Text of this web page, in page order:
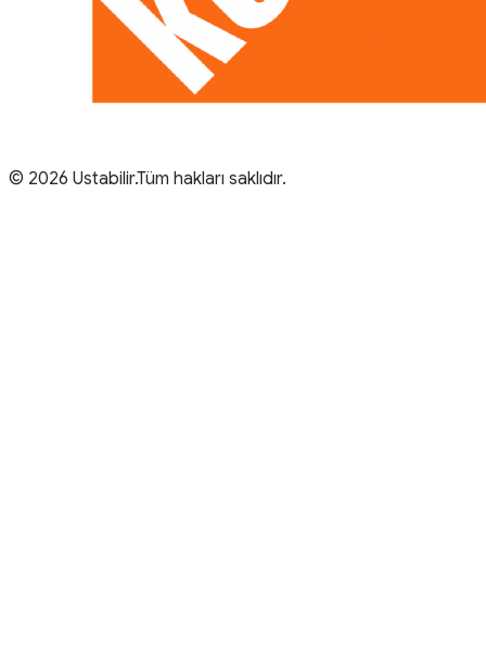
© 2026 Ustabilir.Tüm hakları saklıdır.